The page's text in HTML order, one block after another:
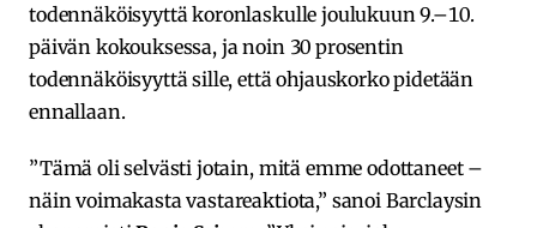
todennäköisyyttä koronlaskulle joulukuun 9.–10.
päivän kokouksessa, ja noin 30 prosentin
todennäköisyyttä sille, että ohjauskorko pidetään
ennallaan.
”Tämä oli selvästi jotain, mitä emme odottaneet –
näin voimakasta vastareaktiota,” sanoi Barclaysin